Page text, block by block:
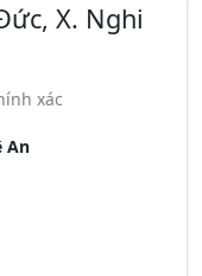
X. Nghi
xác
An